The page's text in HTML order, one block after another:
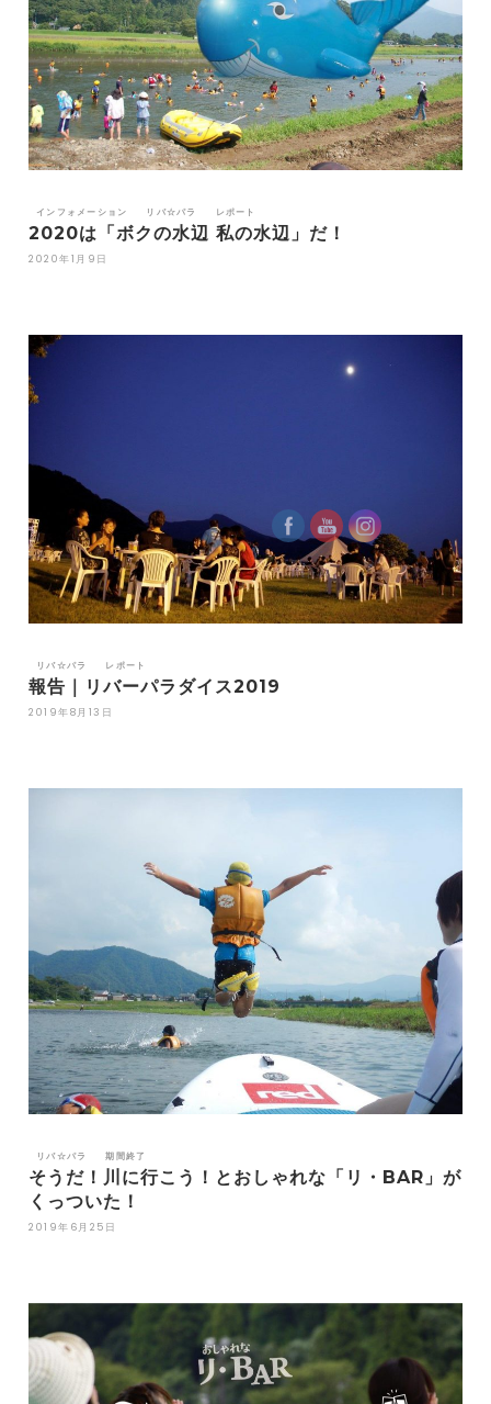
インフォメーション リバ☆パラ レポート
2020は「ボクの水辺 私の水辺」だ！
2020年1月9日
リバ☆パラ レポート
報告｜リバーパラダイス2019
2019年8月13日
リバ☆パラ 期間終了
そうだ！川に行こう！とおしゃれな「リ・BAR」が
くっついた！
2019年6月25日